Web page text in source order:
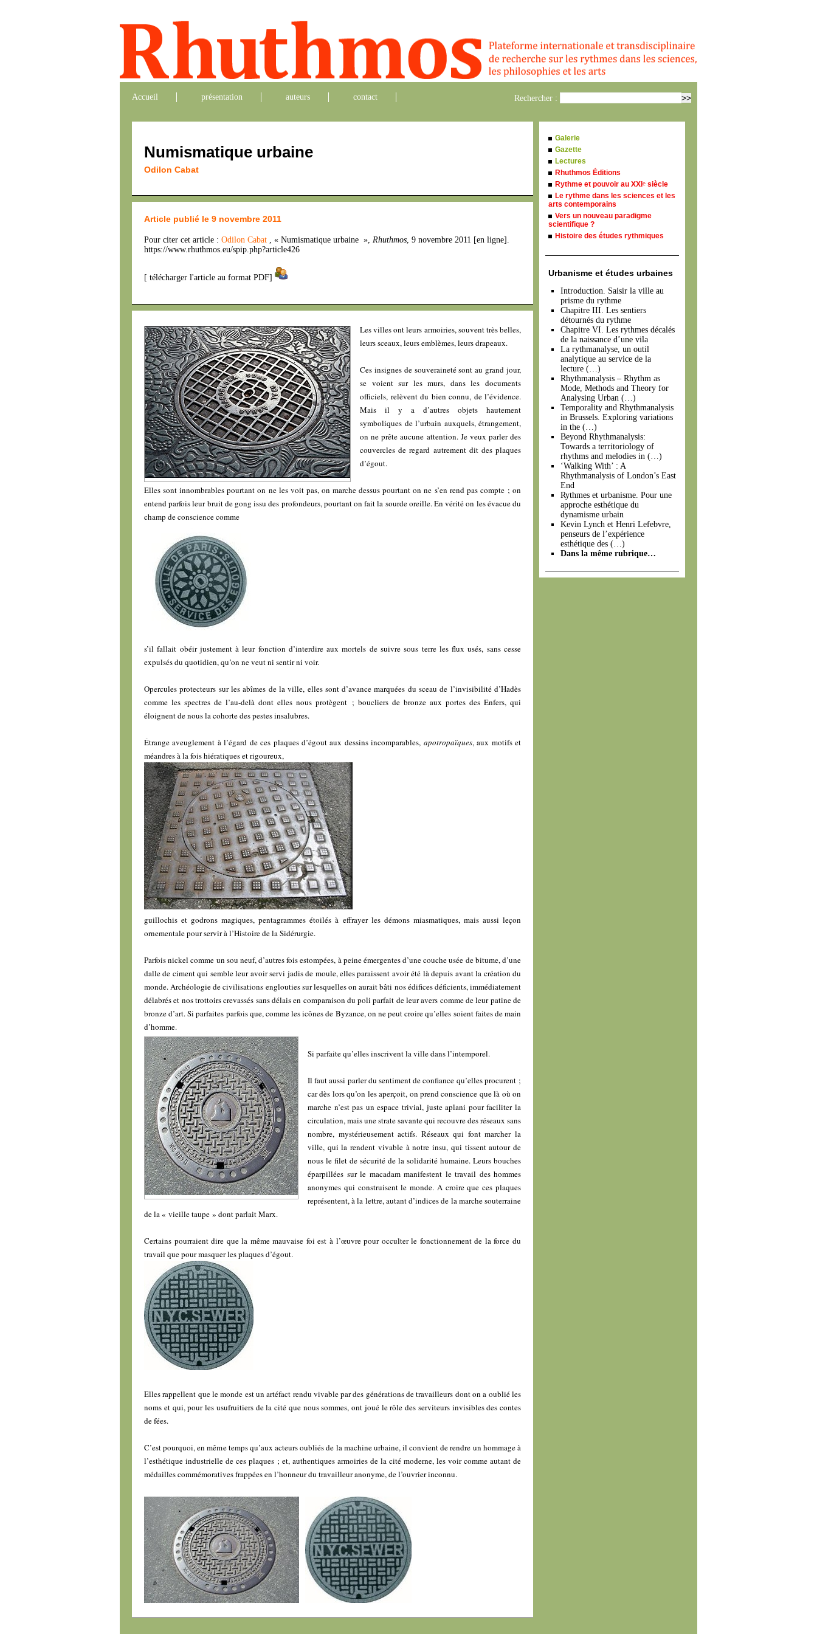
Accueil présentation auteurs contact Rechercher :
Numismatique urbaine
Odilon Cabat
Article publié le 9 novembre 2011
Pour citer cet article : Odilon Cabat , « Numismatique urbaine », Rhuthmos, 9 novembre 2011 [en ligne].
https://www.rhuthmos.eu/spip.php?article426
[ télécharger l'article au format PDF]
Les villes ont leurs armoiries, souvent très belles,
leurs sceaux, leurs emblèmes, leurs drapeaux.
Ces insignes de souveraineté sont au grand jour,
se voient sur les murs, dans les documents
officiels, relèvent du bien connu, de l’évidence.
Mais il y a d’autres objets hautement
symboliques de l’urbain auxquels, étrangement,
on ne prête aucune attention. Je veux parler des
couvercles de regard autrement dit des plaques
d’égout.
Elles sont innombrables pourtant on ne les voit pas, on marche dessus pourtant on ne s’en rend pas compte ; on
entend parfois leur bruit de gong issu des profondeurs, pourtant on fait la sourde oreille. En vérité on les évacue du
champ de conscience comme
s’il fallait obéir justement à leur fonction d’interdire aux mortels de suivre sous terre les flux usés, sans cesse
expulsés du quotidien, qu’on ne veut ni sentir ni voir.
Opercules protecteurs sur les abîmes de la ville, elles sont d’avance marquées du sceau de l’invisibilité d’Hadès
comme les spectres de l’au-delà dont elles nous protègent ; boucliers de bronze aux portes des Enfers, qui
éloignent de nous la cohorte des pestes insalubres.
Étrange aveuglement à l’égard de ces plaques d’égout aux dessins incomparables, apotropaïques, aux motifs et
méandres à la fois hiératiques et rigoureux,
guillochis et godrons magiques, pentagrammes étoilés à effrayer les démons miasmatiques, mais aussi leçon
ornementale pour servir à l’Histoire de la Sidérurgie.
Parfois nickel comme un sou neuf, d’autres fois estompées, à peine émergentes d’une couche usée de bitume, d’une
dalle de ciment qui semble leur avoir servi jadis de moule, elles paraissent avoir été là depuis avant la création du
monde. Archéologie de civilisations englouties sur lesquelles on aurait bâti nos édifices déficients, immédiatement
délabrés et nos trottoirs crevassés sans délais en comparaison du poli parfait de leur avers comme de leur patine de
bronze d’art. Si parfaites parfois que, comme les icônes de Byzance, on ne peut croire qu’elles soient faites de main
d’homme.
Si parfaite qu’elles inscrivent la ville dans l’intemporel.
Il faut aussi parler du sentiment de confiance qu’elles procurent ;
car dès lors qu’on les aperçoit, on prend conscience que là où on
marche n’est pas un espace trivial, juste aplani pour faciliter la
circulation, mais une strate savante qui recouvre des réseaux sans
nombre, mystérieusement actifs. Réseaux qui font marcher la
ville, qui la rendent vivable à notre insu, qui tissent autour de
nous le filet de sécurité de la solidarité humaine. Leurs bouches
éparpillées sur le macadam manifestent le travail des hommes
anonymes qui construisent le monde. A croire que ces plaques
représentent, à la lettre, autant d’indices de la marche souterraine
de la « vieille taupe » dont parlait Marx.
Certains pourraient dire que la même mauvaise foi est à l’œuvre pour occulter le fonctionnement de la force du
travail que pour masquer les plaques d’égout.
Elles rappellent que le monde est un artéfact rendu vivable par des générations de travailleurs dont on a oublié les
noms et qui, pour les usufruitiers de la cité que nous sommes, ont joué le rôle des serviteurs invisibles des contes
de fées.
C’est pourquoi, en même temps qu’aux acteurs oubliés de la machine urbaine, il convient de rendre un hommage à
l’esthétique industrielle de ces plaques ; et, authentiques armoiries de la cité moderne, les voir comme autant de
médailles commémoratives frappées en l’honneur du travailleur anonyme, de l’ouvrier inconnu.
Galerie
Gazette
Lectures
Rhuthmos Éditions
Rythme et pouvoir au XXI e siècle
Le rythme dans les sciences et les
arts contemporains
Vers un nouveau paradigme
scientifique ?
Histoire des études rythmiques
Urbanisme et études urbaines
Introduction. Saisir la ville au
prisme du rythme
Chapitre III. Les sentiers
détournés du rythme
Chapitre VI. Les rythmes décalés
de la naissance d’une vila
La rythmanalyse, un outil
analytique au service de la
lecture (…)
Rhythmanalysis – Rhythm as
Mode, Methods and Theory for
Analysing Urban (…)
Temporality and Rhythmanalysis
in Brussels. Exploring variations
in the (…)
Beyond Rhythmanalysis:
Towards a territoriology of
rhythms and melodies in (…)
‘Walking With’ : A
Rhythmanalysis of London’s East
End
Rythmes et urbanisme. Pour une
approche esthétique du
dynamisme urbain
Kevin Lynch et Henri Lefebvre,
penseurs de l’expérience
esthétique des (…)
Dans la même rubrique…